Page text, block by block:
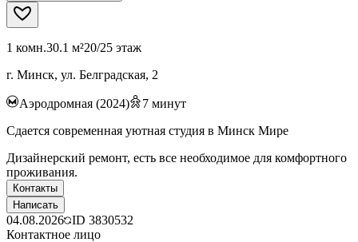
1 комн.30.1 м²20/25 этаж
г. Минск, ул. Белградская, 2
Аэродромная (2024) 7 минут
Сдается современная уютная студия в Минск Мире
Дизайнерский ремонт, есть все необходимое для комфортного
проживания.
Контакты
Написать
04.08.2026 ID 3830532
Контактное лицо